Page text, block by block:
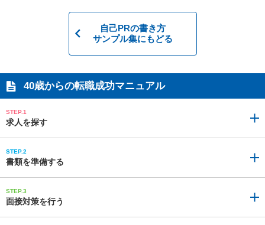
自己PRの書き方
サンプル集にもどる
40歳からの転職成功マニュアル
STEP.1
求人を探す
STEP.2
書類を準備する
STEP.3
面接対策を行う